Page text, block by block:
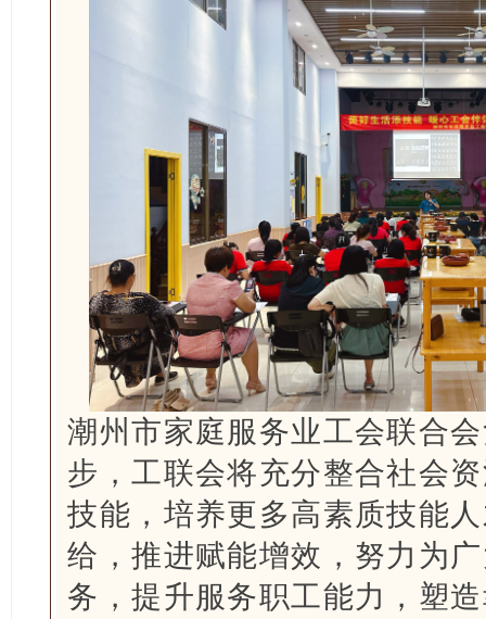
潮州市家庭服务业工会联合
步，工联会将充分整合社会
技能，培养更多高素质技能
给，推进赋能增效，努力为
务，提升服务职工能力，塑